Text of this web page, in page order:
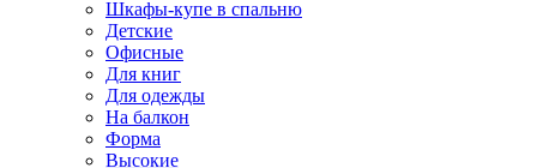
Шкафы-купе в спальню
Детские
Офисные
Для книг
Для одежды
На балкон
Форма
Высокие